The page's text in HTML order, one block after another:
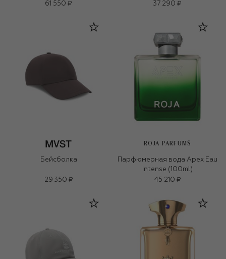
61 550 ₽
37 290 ₽
Бейсболка
29 350 ₽
ROJA PARFUMS
Парфюмерная вода Apex Eau
Intense (100ml)
45 210 ₽